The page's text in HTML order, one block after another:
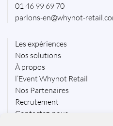
01 46 99 69 70
parlons-en@whynot-
Les expériences
Nos solutions
À propos
l’Event Whynot Retail
Nos Partenaires
Recrutement
Contactez-nous